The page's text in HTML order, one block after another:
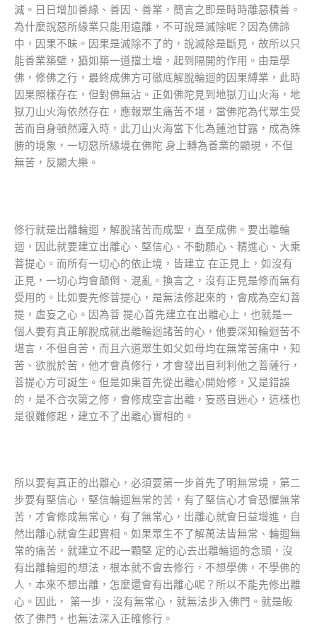
減。日日增加善緣、善因、善業，簡言之即是時時離惡積善。
為什麼說惡所緣業只能用遠離，不可說是滅除呢？因為佛諦
中，因果不昧。因果是滅除不了的，說滅除是斷見，故所以只
能善業築壁，猶如築一道擋土墻，起到隔開的作用。由是學
佛，修佛之行，最終成佛方可徹底解脫輪迴的因果縛業，此時
因果照樣存在，但對佛無沾。正如佛陀見到地獄刀山火海，地
獄刀山火海依然存在，應報眾生痛苦不堪，當佛陀為代眾生受
苦而自身頓然躍入時，此刀山火海當下化為蓮池甘露，成為殊
勝的境象，一切惡所緣境在佛陀 身上轉為善業的顯現，不但
無苦，反顯大樂。
修行就是出離輪迴，解脫諸苦而成聖，直至成佛。要出離輪
迴，因此就要建立出離心、堅信心、不動願心、精進心、大乘
菩提心。而所有一切心的依止境，皆建立 在正見上，如沒有
正見，一切心均會顛倒、混亂。換言之，沒有正見是修而無有
受用的。比如要先修菩提心，是無法修起來的，會成為空幻菩
提，虛妄之心。因為菩 提心首先建立在出離心上，也就是一
個人要有真正解脫成就出離輪迴諸苦的心，他要深知輪迴苦不
堪言，不但自苦，而且六道眾生如父如母均在無常苦痛中，知
苦、欲脫於苦，他才會真修行，才會發出自利利他之菩薩行，
菩提心方可誕生。但是如果首先從出離心開始修，又是錯誤
的，是不合次第之修，會修成空言出離，妄惑自迷心，這樣也
是很難修起，建立不了出離心實相的。
所以要有真正的出離心，必須要第一步首先了明無常境，第二
步要有堅信心，堅信輪迴無常的苦，有了堅信心才會恐懼無常
苦，才會修成無常心，有了無常心，出離心就會日益增進，自
然出離心就會生起實相。如果眾生不了解萬法皆無常、輪迴無
常的痛苦，就建立不起一顆堅 定的心去出離輪迴的念頭，沒
有出離輪迴的想法，根本就不會去修行，不想學佛，不學佛的
人，本來不想出離，怎麼還會有出離心呢？所以不能先修出離
心。因此， 第一步，沒有無常心，就無法步入佛門。就是皈
依了佛門，也無法深入正確修行。